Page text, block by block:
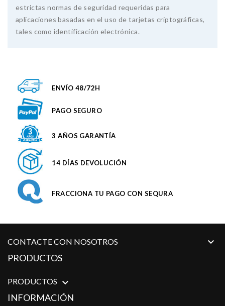
estrictas normas de seguridad requeridas para
aplicaciones basadas en el uso de tarjetas criptográficas,
tales como identificación electrónica.
ENVÍO 48/72H
PAGO SEGURO
3 AÑOS GARANTÍA
14 DÍAS DEVOLUCIÓN
FRACCIONA TU PAGO CON SEQURA
CONTACTE CON NOSOTROS 
PRODUCTOS
PRODUCTOS 
INFORMACIÓN